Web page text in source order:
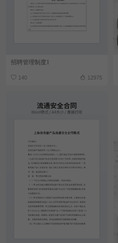
招聘管理制度1
140 12975